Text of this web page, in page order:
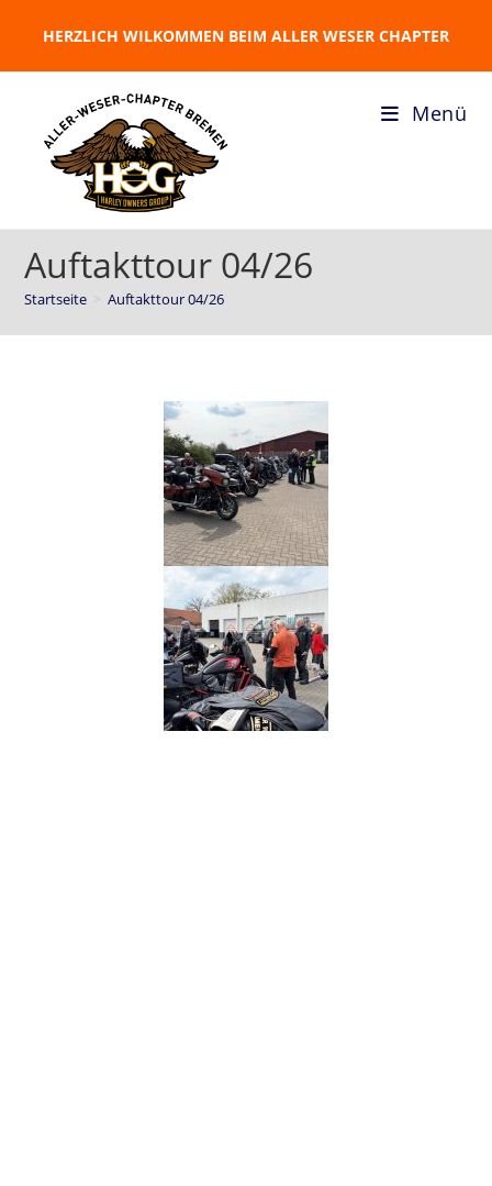
HERZLICH WILKOMMEN BEIM ALLER WESER CHAPTER
Menü
Auftakttour 04/26
Startseite Auftakttour 04/26